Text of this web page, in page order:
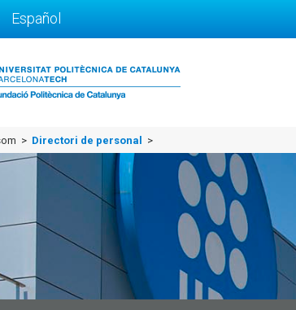
Español
> Directori de personal >